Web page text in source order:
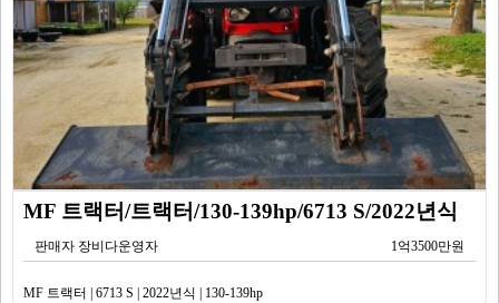
MF 트랙터/트랙터/130-139hp/6713 S/2022년식
판매자 장비다운영자 1억3500만원
MF 트랙터 | 6713 S | 2022년식 | 130-139hp